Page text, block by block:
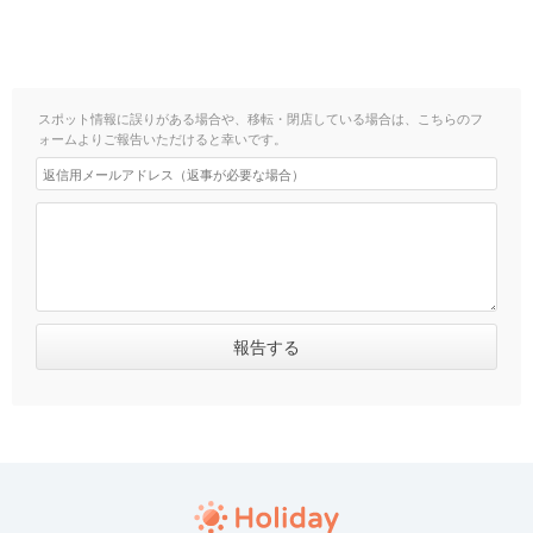
スポット情報に誤りがある場合や、移転・閉店している場合は、こちらのフ
ォームよりご報告いただけると幸いです。